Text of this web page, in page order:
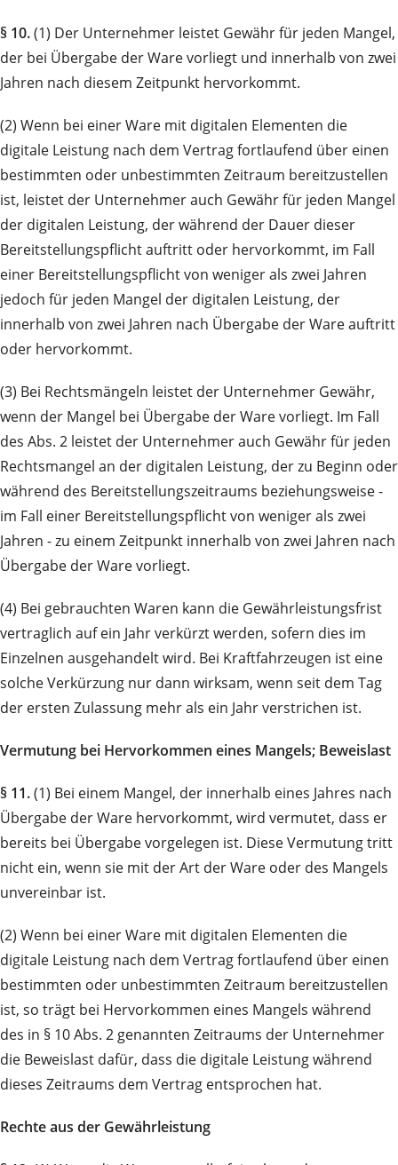
§ 10.(1) Der Unternehmer leistet Gewähr für jeden Mangel,
der bei Übergabe der Ware vorliegt und innerhalb von zwei
Jahren nach diesem Zeitpunkt hervorkommt.
(2) Wenn bei einer Ware mit digitalen Elementen die
digitale Leistung nach dem Vertrag fortlaufend über einen
bestimmten oder unbestimmten Zeitraum bereitzustellen
ist, leistet der Unternehmer auch Gewähr für jeden Mangel
der digitalen Leistung, der während der Dauer dieser
Bereitstellungspflicht auftritt oder hervorkommt, im Fall
einer Bereitstellungspflicht von weniger als zwei Jahren
jedoch für jeden Mangel der digitalen Leistung, der
innerhalb von zwei Jahren nach Übergabe der Ware auftritt
oder hervorkommt.
(3) Bei Rechtsmängeln leistet der Unternehmer Gewähr,
wenn der Mangel bei Übergabe der Ware vorliegt. Im Fall
des Abs. 2 leistet der Unternehmer auch Gewähr für jeden
Rechtsmangel an der digitalen Leistung, der zu Beginn oder
während des Bereitstellungszeitraums beziehungsweise -
im Fall einer Bereitstellungspflicht von weniger als zwei
Jahren - zu einem Zeitpunkt innerhalb von zwei Jahren nach
Übergabe der Ware vorliegt.
(4) Bei gebrauchten Waren kann die Gewährleistungsfrist
vertraglich auf ein Jahr verkürzt werden, sofern dies im
Einzelnen ausgehandelt wird. Bei Kraftfahrzeugen ist eine
solche Verkürzung nur dann wirksam, wenn seit dem Tag
der ersten Zulassung mehr als ein Jahr verstrichen ist.
Vermutung bei Hervorkommen eines Mangels; Beweislast
§ 11.(1) Bei einem Mangel, der innerhalb eines Jahres nach
Übergabe der Ware hervorkommt, wird vermutet, dass er
bereits bei Übergabe vorgelegen ist. Diese Vermutung tritt
nicht ein, wenn sie mit der Art der Ware oder des Mangels
unvereinbar ist.
(2) Wenn bei einer Ware mit digitalen Elementen die
digitale Leistung nach dem Vertrag fortlaufend über einen
bestimmten oder unbestimmten Zeitraum bereitzustellen
ist, so trägt bei Hervorkommen eines Mangels während
des in § 10 Abs. 2 genannten Zeitraums der Unternehmer
die Beweislast dafür, dass die digitale Leistung während
dieses Zeitraums dem Vertrag entsprochen hat.
Rechte aus der Gewährleistung